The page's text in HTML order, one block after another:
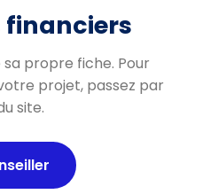
financiers
propre fiche. Pour
projet, passez par
site.